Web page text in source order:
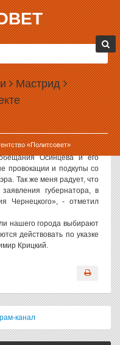
Мастрид
«Политсовет»
выбрали стабильность», -
Думы Владимир
Чернецкого на выборах
Екатеринбурга сделали
горожане не купились на
Осинцева и его
провокации и подкупы со
Так же меня радует, что
губернатора, в
Чернецкого», - отметил
нашего города выбирают
действовать по указке
Крицкий.
канал